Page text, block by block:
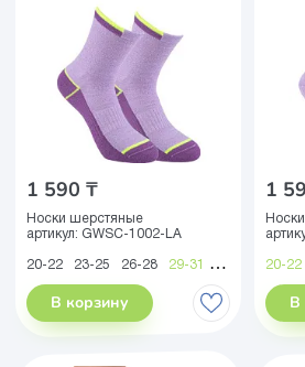
1 590 ₸
Носки шерстяные
артикул: GWSC-1002-LA
20-22 23-25 26-28 29-31 32-34 35-38
В корзину
1
20-22
В